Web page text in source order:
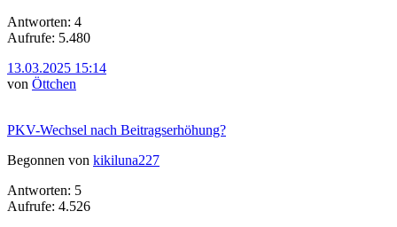
Antworten: 4
Aufrufe: 5.480
13.03.2025 15:14
von Öttchen
PKV-Wechsel nach Beitragserhöhung?
Begonnen von kikiluna227
Antworten: 5
Aufrufe: 4.526